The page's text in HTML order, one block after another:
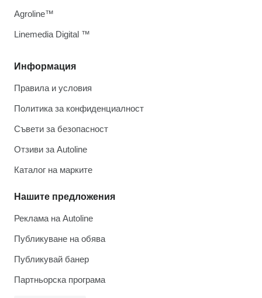
Информация
Правила и условия
Политика за конфиденциалност
Съвети за безопасност
Отзиви за Autoline
Каталог на марките
Нашите предложения
Реклама на Autoline
Публикуване на обява
Публикувай банер
Партньорска програма
Agroline™
Linemedia Digital ™